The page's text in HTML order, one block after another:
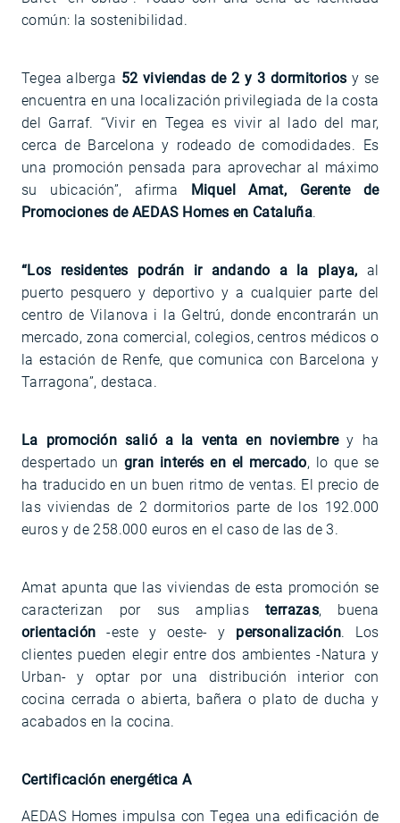
común: la sostenibilidad.
Tegea alberga 52 viviendas de 2 y 3 dormitorios y se
encuentra en una localización privilegiada de la costa
del Garraf. “Vivir en Tegea es vivir al lado del mar,
cerca de Barcelona y rodeado de comodidades. Es
una promoción pensada para aprovechar al máximo
su ubicación”, afirma Miquel Amat, Gerente de
Promociones de AEDAS Homes en Cataluña.
“Los residentes podrán ir andando a la playa, al
puerto pesquero y deportivo y a cualquier parte del
centro de Vilanova i la Geltrú, donde encontrarán un
mercado, zona comercial, colegios, centros médicos o
la estación de Renfe, que comunica con Barcelona y
Tarragona”, destaca.
La promoción salió a la venta en noviembrey ha
despertado un gran interés en el mercado, lo que se
ha traducido en un buen ritmo de ventas. El precio de
las viviendas de 2 dormitorios parte de los 192.000
euros y de 258.000 euros en el caso de las de 3.
Amat apunta que las viviendas de esta promoción se
caracterizan por sus ampliasterrazas, buena
orientación -este y oeste- y personalización. Los
clientes pueden elegir entre dos ambientes -Natura y
Urban- y optar por una distribución interior con
cocina cerrada o abierta, bañera o plato de ducha y
acabados en la cocina.
Certificación energética A
AEDAS Homes impulsa con Tegea una edificación de